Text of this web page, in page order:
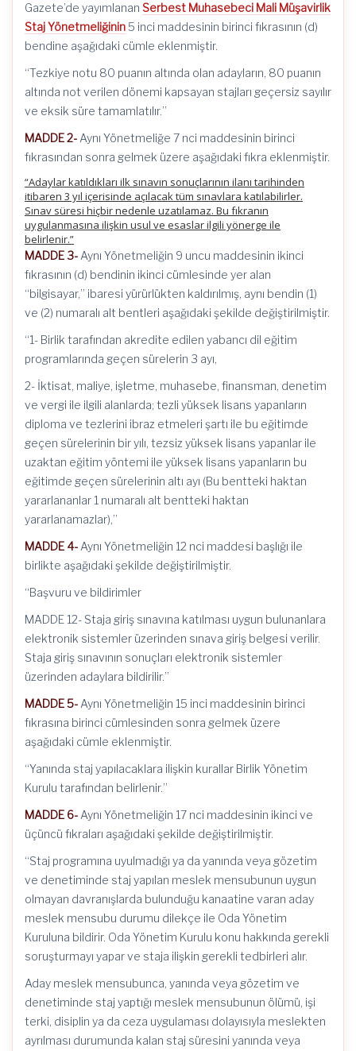
Gazete’de yayımlanan Serbest Muhasebeci Mali Müşavirlik
Staj Yönetmeliğinin5 inci maddesinin birinci fıkrasının (d)
bendine aşağıdaki cümle eklenmiştir.
“Tezkiye notu 80 puanın altında olan adayların, 80 puanın
altında not verilen dönemi kapsayan stajları geçersiz sayılır
ve eksik süre tamamlatılır.”
MADDE 2- Aynı Yönetmeliğe 7 nci maddesinin birinci
fıkrasından sonra gelmek üzere aşağıdaki fıkra eklenmiştir.
“Adaylar katıldıkları ilk sınavın sonuçlarının ilanı tarihinden
itibaren 3 yıl içerisinde açılacak tüm sınavlara katılabilirler.
Sınav süresi hiçbir nedenle uzatılamaz. Bu fıkranın
uygulanmasına ilişkin usul ve esaslar ilgili yönerge ile
belirlenir.”
MADDE 3- Aynı Yönetmeliğin 9 uncu maddesinin ikinci
fıkrasının (d) bendinin ikinci cümlesinde yer alan
“bilgisayar,” ibaresi yürürlükten kaldırılmış, aynı bendin (1)
ve (2) numaralı alt bentleri aşağıdaki şekilde değiştirilmiştir.
“1- Birlik tarafından akredite edilen yabancı dil eğitim
programlarında geçen sürelerin 3 ayı,
2- İktisat, maliye, işletme, muhasebe, finansman, denetim
ve vergi ile ilgili alanlarda; tezli yüksek lisans yapanların
diploma ve tezlerini ibraz etmeleri şartı ile bu eğitimde
geçen sürelerinin bir yılı, tezsiz yüksek lisans yapanlar ile
uzaktan eğitim yöntemi ile yüksek lisans yapanların bu
eğitimde geçen sürelerinin altı ayı (Bu bentteki haktan
yararlananlar 1 numaralı alt bentteki haktan
yararlanamazlar),”
MADDE 4- Aynı Yönetmeliğin 12 nci maddesi başlığı ile
birlikte aşağıdaki şekilde değiştirilmiştir.
“Başvuru ve bildirimler
MADDE 12- Staja giriş sınavına katılması uygun bulunanlara
elektronik sistemler üzerinden sınava giriş belgesi verilir.
Staja giriş sınavının sonuçları elektronik sistemler
üzerinden adaylara bildirilir.”
MADDE 5- Aynı Yönetmeliğin 15 inci maddesinin birinci
fıkrasına birinci cümlesinden sonra gelmek üzere
aşağıdaki cümle eklenmiştir.
“Yanında staj yapılacaklara ilişkin kurallar Birlik Yönetim
Kurulu tarafından belirlenir.”
MADDE 6- Aynı Yönetmeliğin 17 nci maddesinin ikinci ve
üçüncü fıkraları aşağıdaki şekilde değiştirilmiştir.
“Staj programına uyulmadığı ya da yanında veya gözetim
ve denetiminde staj yapılan meslek mensubunun uygun
olmayan davranışlarda bulunduğu kanaatine varan aday
meslek mensubu durumu dilekçe ile Oda Yönetim
Kuruluna bildirir. Oda Yönetim Kurulu konu hakkında gerekli
soruşturmayı yapar ve staja ilişkin gerekli tedbirleri alır.
Aday meslek mensubunca, yanında veya gözetim ve
denetiminde staj yaptığı meslek mensubunun ölümü, işi
terki, disiplin ya da ceza uygulaması dolayısıyla meslekten
ayrılması durumunda kalan staj süresini yanında veya